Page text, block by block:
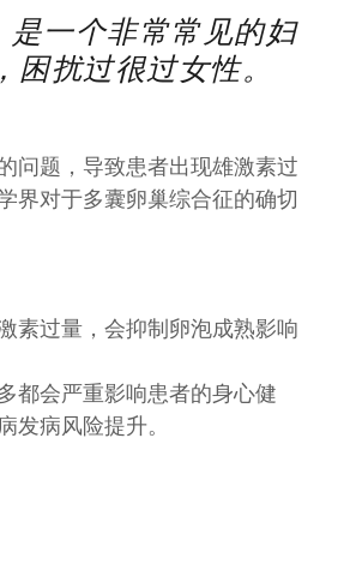
是一个非常常见的妇
扰过很过女性。
问题，导致患者出现雄激素过
界对于多囊卵巢综合征的确切
素过量，会抑制卵泡成熟影响
都会严重影响患者的身心健
发病风险提升。